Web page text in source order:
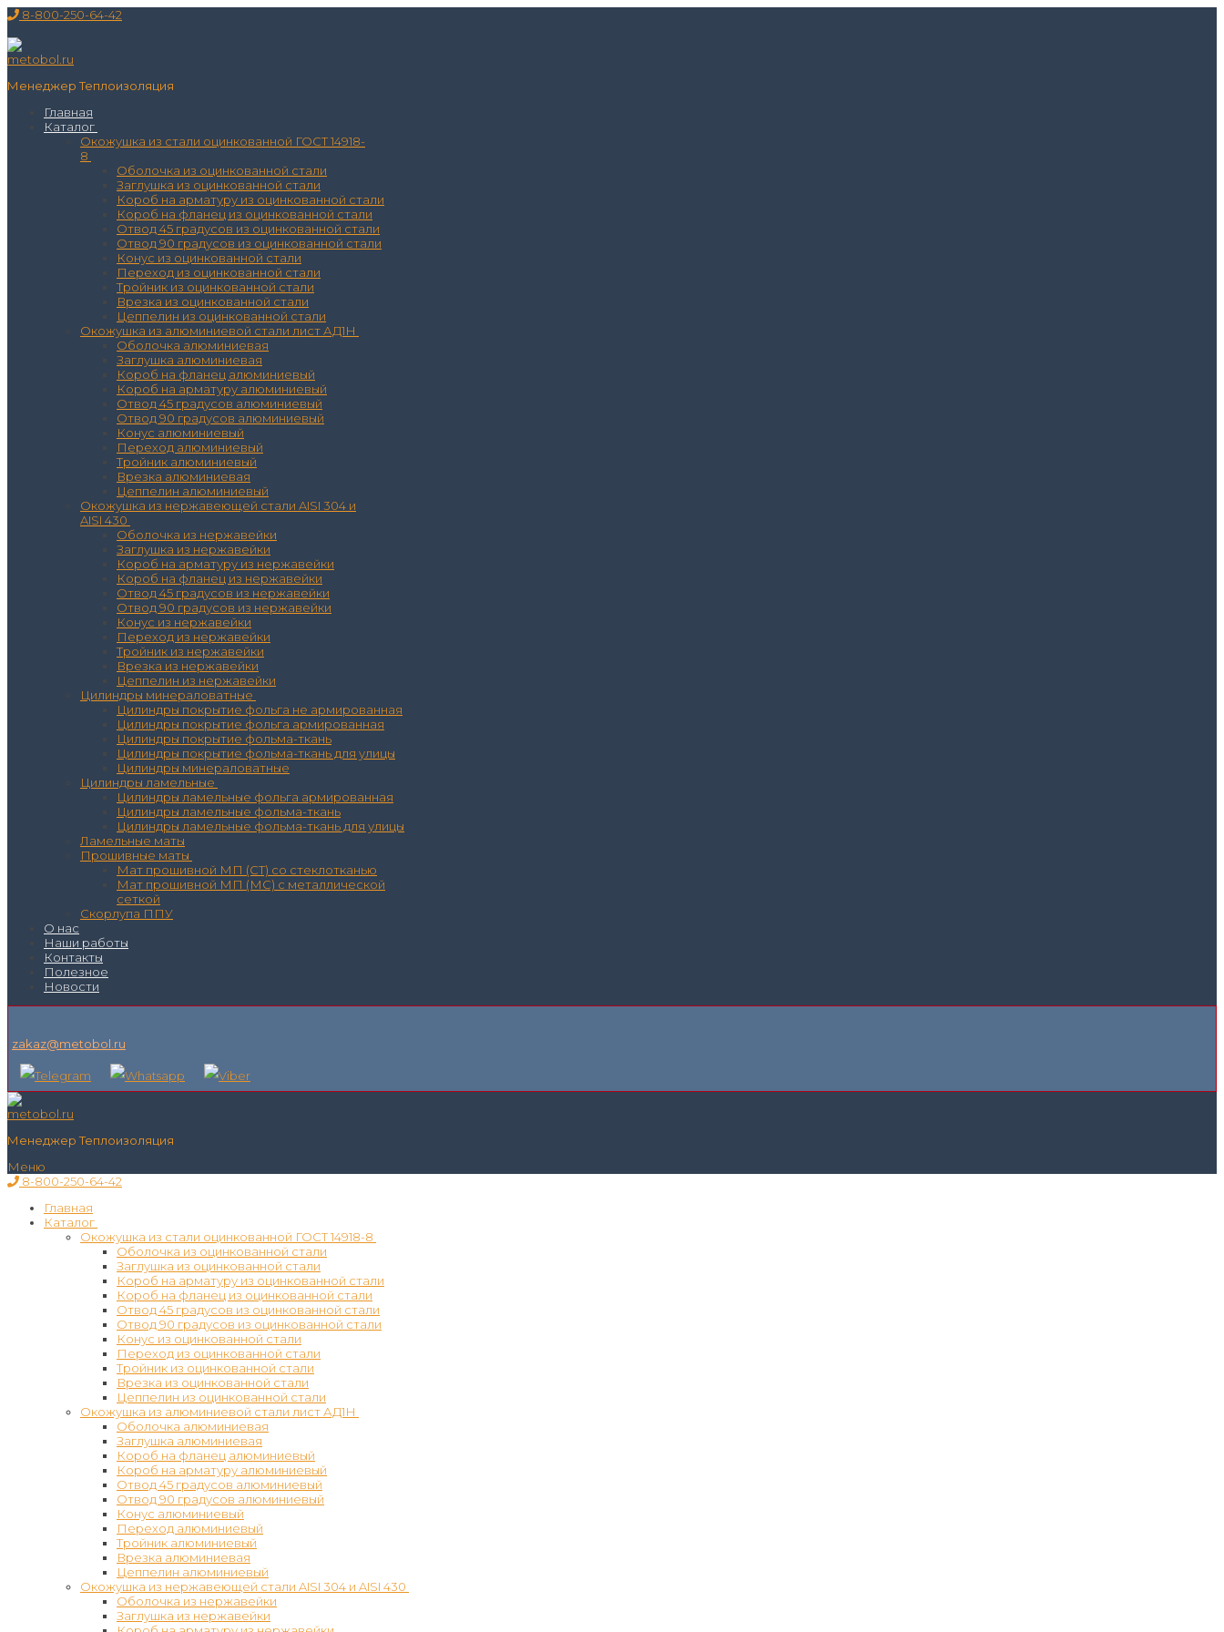
Перейти
содержимому
Меню
Закрыть
8-800-250-64-42
Менеджер Теплоизоляция
Главная
Каталог
Окожушка из стали оцинкованной ГОСТ 14918-
8
Оболочка из оцинкованной стали
Заглушка из оцинкованной стали
Короб на арматуру из оцинкованной стали
Короб на фланец из оцинкованной стали
Отвод 45 градусов из оцинкованной стали
Отвод 90 градусов из оцинкованной стали
Конус из оцинкованной стали
Переход из оцинкованной стали
Тройник из оцинкованной стали
Врезка из оцинкованной стали
Цеппелин из оцинкованной стали
Окожушка из алюминиевой стали лист АД1Н
Оболочка алюминиевая
Заглушка алюминиевая
Короб на фланец алюминиевый
Короб на арматуру алюминиевый
Отвод 45 градусов алюминиевый
Отвод 90 градусов алюминиевый
Конус алюминиевый
Переход алюминиевый
Тройник алюминиевый
Врезка алюминиевая
Цеппелин алюминиевый
Окожушка из нержавеющей стали AISI 304 и
AISI 430
Оболочка из нержавейки
Заглушка из нержавейки
Короб на арматуру из нержавейки
Короб на фланец из нержавейки
Отвод 45 градусов из нержавейки
Отвод 90 градусов из нержавейки
Конус из нержавейки
Переход из нержавейки
Тройник из нержавейки
Врезка из нержавейки
Цеппелин из нержавейки
Цилиндры минераловатные
Цилиндры покрытие фольга не армированная
Цилиндры покрытие фольга армированная
Цилиндры покрытие фольма-ткань
Цилиндры покрытие фольма-ткань для улицы
Цилиндры минераловатные
Цилиндры ламельные
Цилиндры ламельные фольга армированная
Цилиндры ламельные фольма-ткань
Цилиндры ламельные фольма-ткань для улицы
Ламельные маты
Прошивные маты
Мат прошивной МП (СТ) со стеклотканью
Мат прошивной МП (МС) с металлической
сеткой
Скорлупа ППУ
О нас
Наши работы
Контакты
Полезное
Новости
zakaz@metobol.ru
Менеджер Теплоизоляция
Меню
8-800-250-64-42
Главная
Каталог
Окожушка из стали оцинкованной ГОСТ 14918-8
Оболочка из оцинкованной стали
Заглушка из оцинкованной стали
Короб на арматуру из оцинкованной стали
Короб на фланец из оцинкованной стали
Отвод 45 градусов из оцинкованной стали
Отвод 90 градусов из оцинкованной стали
Конус из оцинкованной стали
Переход из оцинкованной стали
Тройник из оцинкованной стали
Врезка из оцинкованной стали
Цеппелин из оцинкованной стали
Окожушка из алюминиевой стали лист АД1Н
Оболочка алюминиевая
Заглушка алюминиевая
Короб на фланец алюминиевый
Короб на арматуру алюминиевый
Отвод 45 градусов алюминиевый
Отвод 90 градусов алюминиевый
Конус алюминиевый
Переход алюминиевый
Тройник алюминиевый
Врезка алюминиевая
Цеппелин алюминиевый
Окожушка из нержавеющей стали AISI 304 и AISI 430
Оболочка из нержавейки
Заглушка из нержавейки